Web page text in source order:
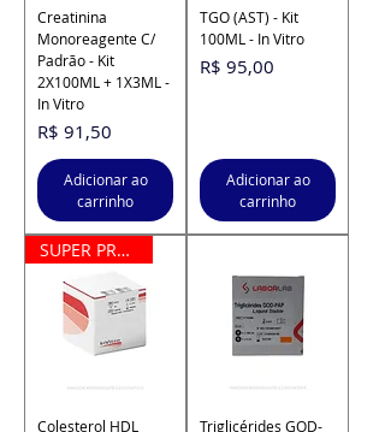
Creatinina
Monoreagente C/
Padrão - Kit
2X100ML + 1X3ML -
In Vitro
Preço
R$ 91,50
Adicionar ao
carrinho
TGO (AST) - Kit
100ML - In Vitro
Preço
R$ 95,00
Adicionar ao
carrinho
SUPER PROMOÇÃO
Colesterol HDL
Triglicérides GOD-